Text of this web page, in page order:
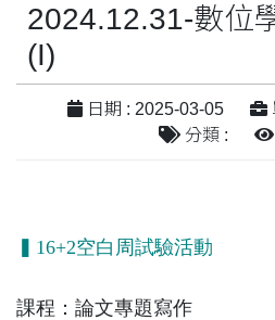
2024.12.31-數位
(I)
日期 : 2025-03-05
分類 :
▍16+2空白周試驗活動
課程：論文專題寫作